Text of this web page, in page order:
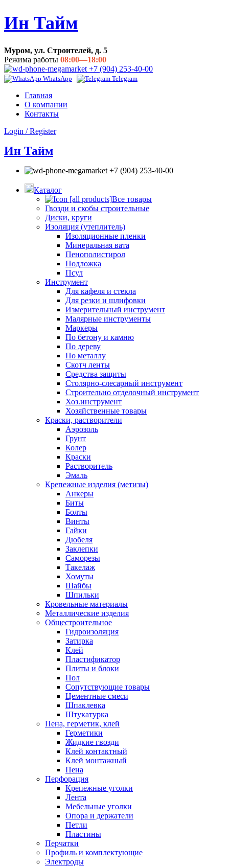
Ин Тайм
Муром, ул. Строителей, д. 5
Режима работы 08:00—18:00
+7 (904) 253-40-00
WhatsApp Telegram
Главная
О компании
Контакты
Login / Register
Ин Тайм
+7 (904) 253-40-00
Каталог
Все товары
Гвозди и скобы строительные
Диски, круги
Изоляция (утеплитель)
Изоляционные пленки
Минеральная вата
Пенополистирол
Подложка
Псул
Инструмент
Для кафеля и стекла
Для резки и шлифовки
Измерительный инструмент
Малярные инструменты
Маркеры
По бетону и камню
По дереву
По металлу
Скотч ленты
Средства защиты
Столярно-слесарный инструмент
Строительно отделочный инструмент
Хоз.инструмент
Хозяйственные товары
Краски, растворители
Аэрозоль
Грунт
Колер
Краски
Растворитель
Эмаль
Крепежные изделия (метизы)
Анкеры
Биты
Болты
Винты
Гайки
Дюбеля
Заклепки
Саморезы
Такелаж
Хомуты
Шайбы
Шпильки
Кровельные материалы
Металлические изделия
Общестроительное
Гидроизоляция
Затирка
Клей
Пластификатор
Плиты и блоки
Пол
Сопутствующие товары
Цементные смеси
Шпаклевка
Штукатурка
Пена, герметик, клей
Герметики
Жидкие гвозди
Клей контактный
Клей монтажный
Пена
Перфорация
Крепежные уголки
Лента
Мебельные уголки
Опора и держатели
Петли
Пластины
Перчатки
Профиль и комплектующие
Электроды